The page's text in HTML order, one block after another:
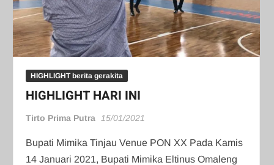
HIGHLIGHT berita gerakita
HIGHLIGHT HARI INI
Tirto Prima Putra 15/01/2021
Bupati Mimika Tinjau Venue PON XX Pada Kamis
14 Januari 2021, Bupati Mimika Eltinus Omaleng